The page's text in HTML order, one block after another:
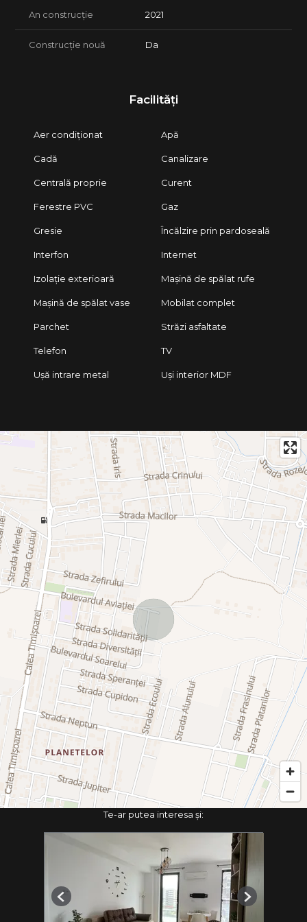
An construcție 2021
Construcție nouă Da
Facilități
Aer condiționat Apă
Cadă Canalizare
Centrală proprie Curent
Ferestre PVC Gaz
Gresie Încălzire prin pardoseală
Interfon Internet
Izolație exterioară Mașină de spălat rufe
Mașină de spălat vase Mobilat complet
Parchet Străzi asfaltate
Telefon TV
Ușă intrare metal Uși interior MDF
Te-ar putea interesa și:
Previous Next